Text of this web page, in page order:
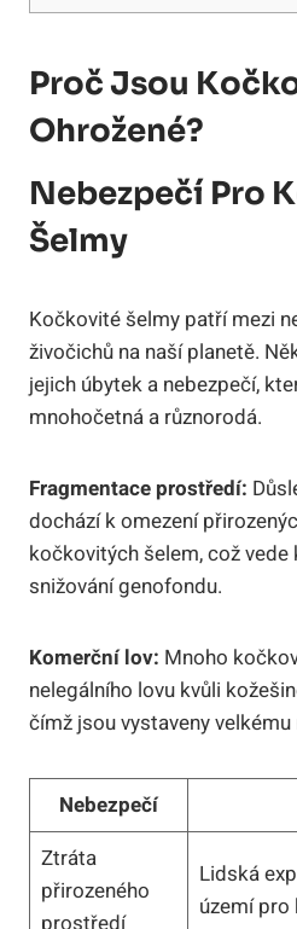
Proč Jsou
Ohrožené?
Nebezpečí Pro
Šelmy
Kočkovité šelmy patří mezi
živočichů na naší planetě.
jejich úbytek a nebezpečí,
mnohočetná a různorodá.
Fragmentace prostředí:
dochází k omezení
kočkovitých šelem, což vede
snižování genofondu.
Komerční lov: Mnoho
nelegálního lovu kvůli
čímž jsou vystaveny
Nebezpečí
Ztráta
přirozeného
Lidská
území